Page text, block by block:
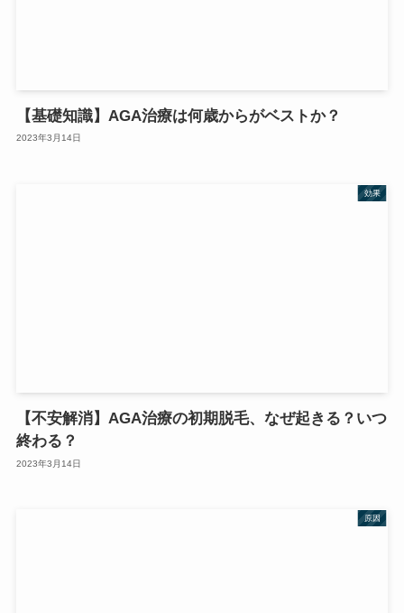
【基礎知識】AGA治療は何歳からがベストか？
2023年3月14日
効果
【不安解消】AGA治療の初期脱毛、なぜ起きる？いつ
終わる？
2023年3月14日
原因